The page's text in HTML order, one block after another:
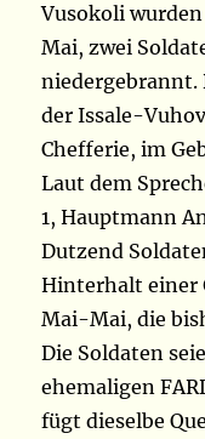
Vusokoli
Mai, zwei
niedergebrannt.
der Issale-
Chefferie, im
Laut dem
1, Hauptmann
Dutzend
Hinterhalt einer
Mai-Mai, die
Die Soldaten
ehemaligen
fügt dieselbe